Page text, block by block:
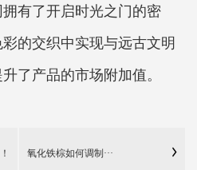
有了开启时光之门的密
的交织中实现与远古文明
了产品的市场附加值。
氧化铁棕如何调制···